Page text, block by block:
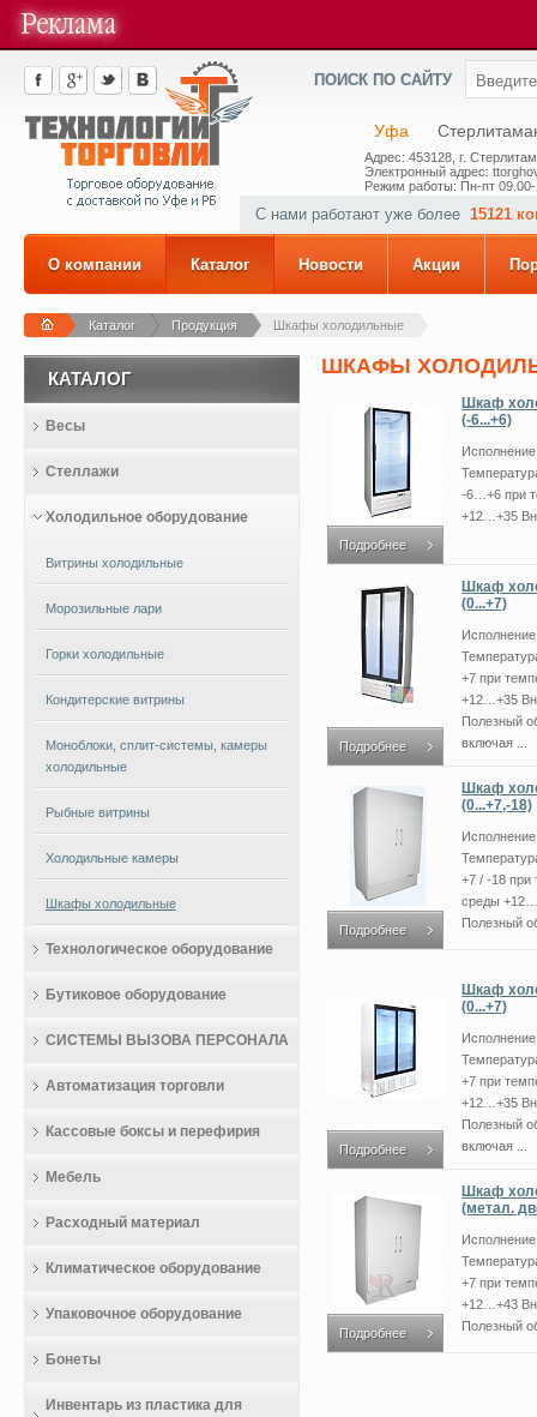
ПОИСК ПО САЙТУ
Уфа
Адрес: 453128, г.
Электронный адрес:
Режим работы: Пн-пт
С нами работают уже более 15121
О компании Каталог Новости Акции
Каталог Продукция Шкафы холодильные
ШКАФЫ
Подробнее
Шкаф
(-6...+6)
-6…+6 при
+12…+35
Подробнее
Шкаф
(0...+7)
+7 при
+12…+35
Полезный
включая ...
Подробнее
Шкаф
(0...+7,-18)
+7 / -18 при
среды
Полезный
Подробнее
Шкаф
(0...+7)
+7 при
+12…+35
Полезный
включая ...
Подробнее
Шкаф
(метал.
+7 при
+12…+43
Полезный
КАТАЛОГ
Весы
Стеллажи
Холодильное оборудование
Витрины холодильные
Морозильные лари
Горки холодильные
Кондитерские витрины
Моноблоки, сплит-системы, камеры
холодильные
Рыбные витрины
Холодильные камеры
Шкафы холодильные
Технологическое оборудование
Бутиковое оборудование
СИСТЕМЫ ВЫЗОВА ПЕРСОНАЛА
Автоматизация торговли
Кассовые боксы и перефирия
Мебель
Расходный материал
Климатическое оборудование
Упаковочное оборудование
Бонеты
Инвентарь из пластика для